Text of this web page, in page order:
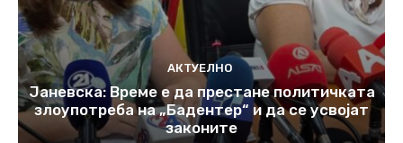
АКТУЕЛНО
Јаневска: Време е да престане политичката
злоупотреба на „Бадентер“ и да се усвојат
законите